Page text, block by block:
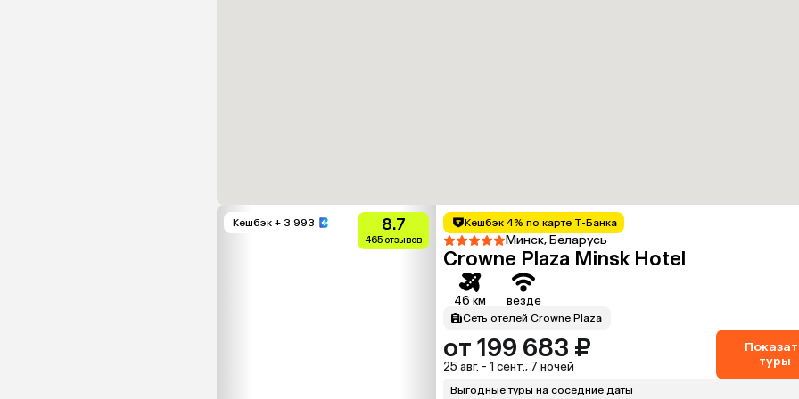
Кешбэк + 3 993 8.7
465 отзывов
Кешбэк 4% по карте Т-Банка
Минск, Беларусь
Crowne Plaza Minsk Hotel
46 км везде
Сеть отелей Crowne Plaza
от 199 683 ₽
25 авг. - 1 сент., 7 ночей
туры
Выгодные туры на соседние даты